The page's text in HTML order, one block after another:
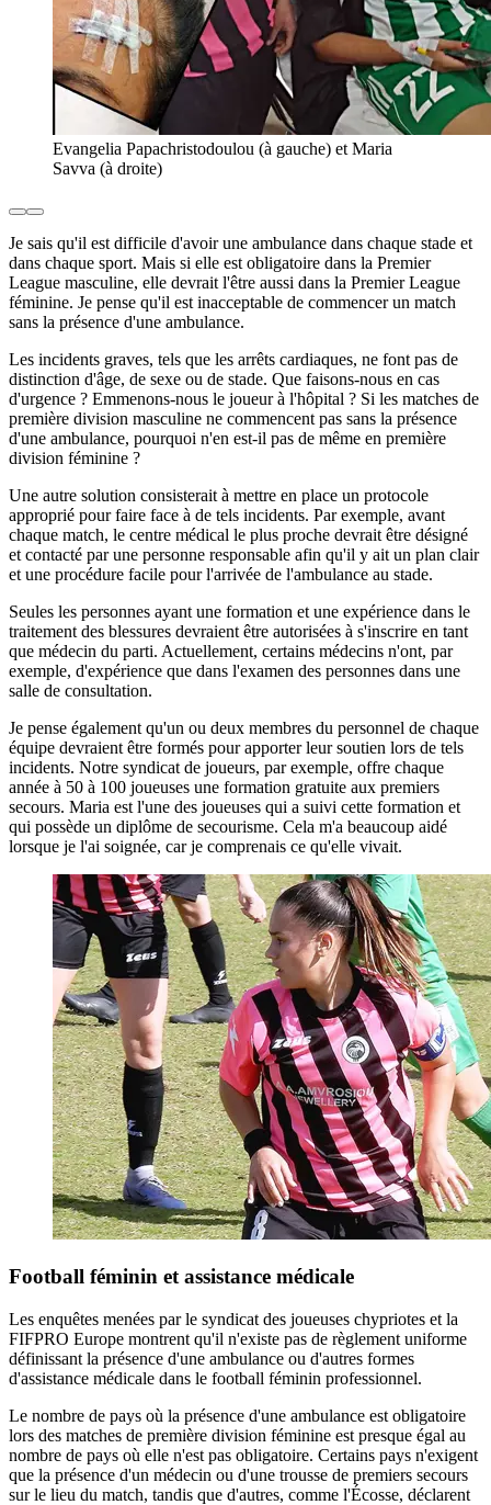
Evangelia Papachristodoulou (à gauche) et Maria
Savva (à droite)
Je sais qu'il est difficile d'avoir une ambulance dans chaque stade et
dans chaque sport. Mais si elle est obligatoire dans la Premier
League masculine, elle devrait l'être aussi dans la Premier League
féminine. Je pense qu'il est inacceptable de commencer un match
sans la présence d'une ambulance.
Les incidents graves, tels que les arrêts cardiaques, ne font pas de
distinction d'âge, de sexe ou de stade. Que faisons-nous en cas
d'urgence ? Emmenons-nous le joueur à l'hôpital ? Si les matches de
première division masculine ne commencent pas sans la présence
d'une ambulance, pourquoi n'en est-il pas de même en première
division féminine ?
Une autre solution consisterait à mettre en place un protocole
approprié pour faire face à de tels incidents. Par exemple, avant
chaque match, le centre médical le plus proche devrait être désigné
et contacté par une personne responsable afin qu'il y ait un plan clair
et une procédure facile pour l'arrivée de l'ambulance au stade.
Seules les personnes ayant une formation et une expérience dans le
traitement des blessures devraient être autorisées à s'inscrire en tant
que médecin du parti. Actuellement, certains médecins n'ont, par
exemple, d'expérience que dans l'examen des personnes dans une
salle de consultation.
Je pense également qu'un ou deux membres du personnel de chaque
équipe devraient être formés pour apporter leur soutien lors de tels
incidents. Notre syndicat de joueurs, par exemple, offre chaque
année à 50 à 100 joueuses une formation gratuite aux premiers
secours. Maria est l'une des joueuses qui a suivi cette formation et
qui possède un diplôme de secourisme. Cela m'a beaucoup aidé
lorsque je l'ai soignée, car je comprenais ce qu'elle vivait.
Football féminin et assistance médicale
Les enquêtes menées par le syndicat des joueuses chypriotes et la
FIFPRO Europe montrent qu'il n'existe pas de règlement uniforme
définissant la présence d'une ambulance ou d'autres formes
d'assistance médicale dans le football féminin professionnel.
Le nombre de pays où la présence d'une ambulance est obligatoire
lors des matches de première division féminine est presque égal au
nombre de pays où elle n'est pas obligatoire. Certains pays n'exigent
que la présence d'un médecin ou d'une trousse de premiers secours
sur le lieu du match, tandis que d'autres, comme l'Écosse, déclarent